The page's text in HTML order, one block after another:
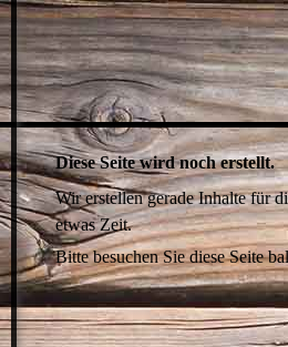
Diese Seite wird noch erstellt.
Wir erstellen gerade Inhalte für
etwas Zeit.
Bitte besuchen Sie diese Seite